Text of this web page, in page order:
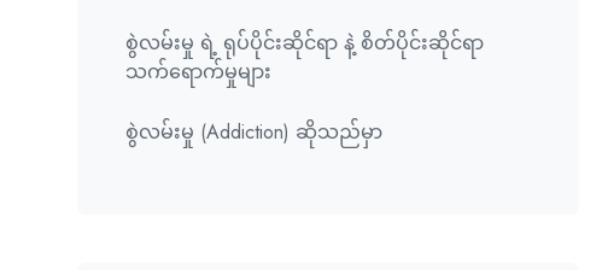
စွဲလမ်းမှု ရဲ့ ရုပ်ပိုင်းဆိုင်ရာ နဲ့ စိတ်ပိုင်းဆိုင်ရာ
သက်ရောက်မှုများ
စွဲလမ်းမှု (Addiction) ဆိုသည်မှာ